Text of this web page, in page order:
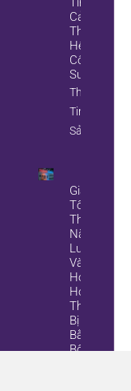
Cải
Thiện
Hệ Số
Công
Suất
Thông
Tin Tài
Sản
Giảm
Tổn
Thất
Năng
Lượng
Và
Hỏng
Hóc
Thiết
Bị
Bằng
Bộ